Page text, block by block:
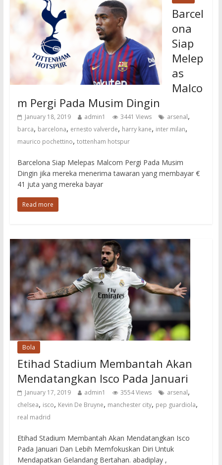
Barcel
ona
Siap
Melep
as
Malco
m Pergi Pada Musim Dingin
January 18, 2019 admin1 3441 Views arsenal,
barca, barcelona, ernesto valverde, harry kane, inter milan,
maurico pochettino, tottenham hotspur
Barcelona Siap Melepas Malcom Pergi Pada Musim
Dingin jika mereka menerima tawaran yang membayar €
41 juta yang mereka bayar
Read more
Bola
Etihad Stadium Membantah Akan
Mendatangkan Isco Pada Januari
January 17, 2019 admin1 3554 Views arsenal,
chelsea, isco, Kevin De Bruyne, manchester city, pep guardiola,
real madrid
Etihad Stadium Membantah Akan Mendatangkan Isco
Pada Januari Dan Lebih Memfokuskan Diri Untuk
Mendapatkan Gelandang Bertahan. abadiplay ,